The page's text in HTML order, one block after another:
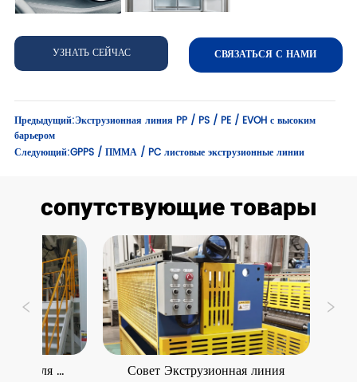
УЗНАТЬ СЕЙЧАС СВЯЗАТЬСЯ С НАМИ
Предыдущий:Экструзионная линия PP / PS / PE / EVOH с высоким
барьером
Следующий:GPPS / ПММА / PC листовые экструзионные линии
сопутствующие товары
Совет Экструзионная линия